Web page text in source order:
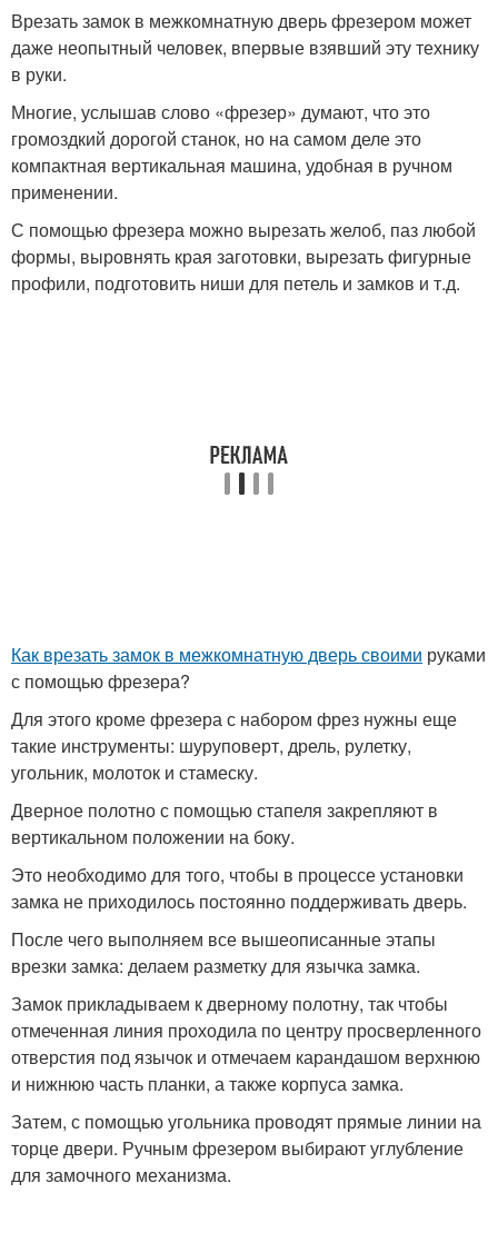
Врезать замок в межкомнатную дверь фрезером может
даже неопытный человек, впервые взявший эту технику
в руки.
Многие, услышав слово «фрезер» думают, что это
громоздкий дорогой станок, но на самом деле это
компактная вертикальная машина, удобная в ручном
применении.
С помощью фрезера можно вырезать желоб, паз любой
формы, выровнять края заготовки, вырезать фигурные
профили, подготовить ниши для петель и замков и т.д.
Как врезать замок в межкомнатную дверь своими руками
с помощью фрезера?
Для этого кроме фрезера с набором фрез нужны еще
такие инструменты: шуруповерт, дрель, рулетку,
угольник, молоток и стамеску.
Дверное полотно с помощью стапеля закрепляют в
вертикальном положении на боку.
Это необходимо для того, чтобы в процессе установки
замка не приходилось постоянно поддерживать дверь.
После чего выполняем все вышеописанные этапы
врезки замка: делаем разметку для язычка замка.
Замок прикладываем к дверному полотну, так чтобы
отмеченная линия проходила по центру просверленного
отверстия под язычок и отмечаем карандашом верхнюю
и нижнюю часть планки, а также корпуса замка.
Затем, с помощью угольника проводят прямые линии на
торце двери. Ручным фрезером выбирают углубление
для замочного механизма.